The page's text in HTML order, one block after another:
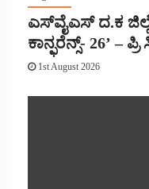
ಎಸ್‌ವೈಎಸ್ ದ.ಕ ಜಿಲ್ಲೆ
ಕಾನ್ಫರೆನ್ಸ್- 26’ –
1st August 2026